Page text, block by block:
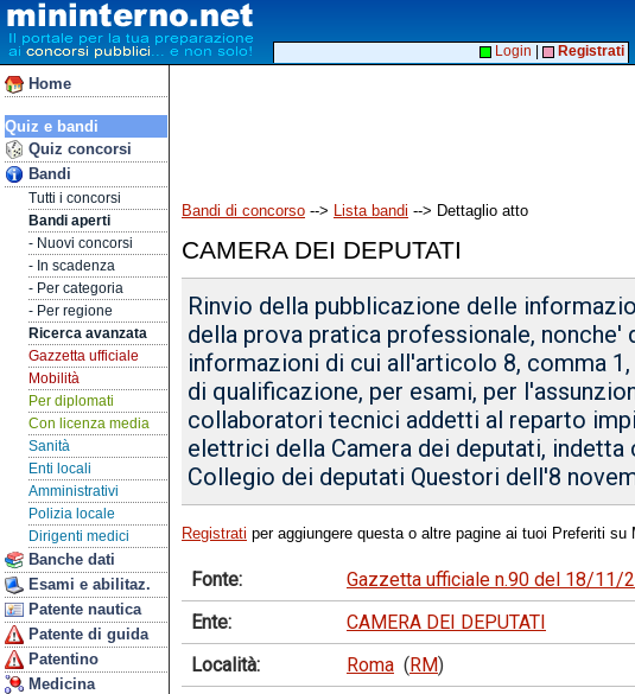
Home
Quiz e bandi
Quiz concorsi
Bandi
Tutti i concorsi
Bandi aperti
- Nuovi concorsi
- In scadenza
- Per categoria
- Per regione
Ricerca avanzata
Gazzetta ufficiale
Mobilità
Per diplomati
Con licenza media
Sanità
Enti locali
Amministrativi
Polizia locale
Dirigenti medici
Banche dati
Esami e abilitaz.
Patente nautica
Patente di guida
Patentino
Medicina
Login Registrati
Bandi di concorso --> Lista bandi --> Dettaglio atto
CAMERA DEI DEPUTATI
Rinvio della pubblicazione delle
della prova pratica professionale, nonche'
informazioni di cui all'articolo 8, comma
di qualificazione, per esami, per
collaboratori tecnici addetti al reparto
elettrici della Camera dei deputati, indetta
Collegio dei deputati Questori dell'8
Registrati per aggiungere questa o altre pagine ai tuoi Preferiti su
Fonte:
Gazzetta ufficiale n.90 del 18/11/
Ente:
CAMERA DEI DEPUTATI
Località:
Roma (RM)